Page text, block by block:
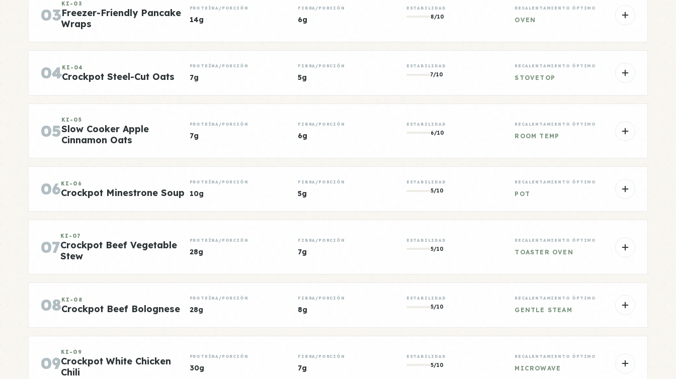
03
KI-03
Freezer-Friendly Pancake
Wraps
PROTEÍNA/PORCIÓN
14g
FIBRA/PORCIÓN
6g
ESTABILIDAD
8/10
RECALENTAMIENTO ÓPTIMO
OVEN
04KI-04
Crockpot Steel-Cut Oats
PROTEÍNA/PORCIÓN
7g
FIBRA/PORCIÓN
5g
ESTABILIDAD
7/10
RECALENTAMIENTO ÓPTIMO
STOVETOP
05
KI-05
Slow Cooker Apple
Cinnamon Oats
PROTEÍNA/PORCIÓN
7g
FIBRA/PORCIÓN
6g
ESTABILIDAD
6/10
RECALENTAMIENTO ÓPTIMO
ROOM TEMP
06KI-06
Crockpot Minestrone Soup
PROTEÍNA/PORCIÓN
10g
FIBRA/PORCIÓN
5g
ESTABILIDAD
5/10
RECALENTAMIENTO ÓPTIMO
POT
07
KI-07
Crockpot Beef Vegetable
Stew
PROTEÍNA/PORCIÓN
28g
FIBRA/PORCIÓN
7g
ESTABILIDAD
5/10
RECALENTAMIENTO ÓPTIMO
TOASTER OVEN
08KI-08
Crockpot Beef Bolognese
PROTEÍNA/PORCIÓN
28g
FIBRA/PORCIÓN
8g
ESTABILIDAD
5/10
RECALENTAMIENTO ÓPTIMO
GENTLE STEAM
09
KI-09
Crockpot White Chicken
Chili
PROTEÍNA/PORCIÓN
30g
FIBRA/PORCIÓN
7g
ESTABILIDAD
5/10
RECALENTAMIENTO ÓPTIMO
MICROWAVE